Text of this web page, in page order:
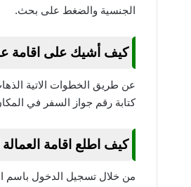
الجنسية والضغط على بحث.
كيف أشيك على اقامة
عن طريق الخطوات الاتية
كتابة رقم جواز السفر في
كيف اطلع اقامة العمالة
من خلال تسجيل الدخول باسم